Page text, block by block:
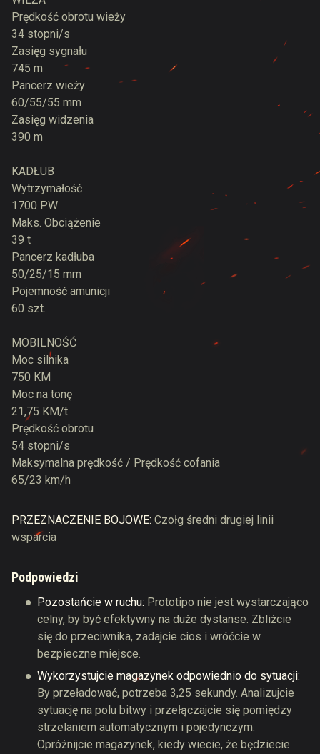
Prędkość obrotu wieży
34 stopni/s
Zasięg sygnału
745 m
Pancerz wieży
60/55/55 mm
Zasięg widzenia
390 m
KADŁUB
Wytrzymałość
1700 PW
Maks. Obciążenie
39 t
Pancerz kadłuba
50/25/15 mm
Pojemność amunicji
60 szt.
MOBILNOŚĆ
Moc silnika
750 KM
Moc na tonę
21,75 KM/t
Prędkość obrotu
54 stopni/s
Maksymalna prędkość / Prędkość cofania
65/23 km/h
PRZEZNACZENIE BOJOWE: Czołg średni drugiej linii
wsparcia
Podpowiedzi
Pozostańcie w ruchu: Prototipo nie jest wystarczająco
celny, by być efektywny na duże dystanse. Zbliżcie
się do przeciwnika, zadajcie cios i wróćcie w
bezpieczne miejsce.
Wykorzystujcie magazynek odpowiednio do sytuacji:
By przeładować, potrzeba 3,25 sekundy. Analizujcie
sytuację na polu bitwy i przełączajcie się pomiędzy
strzelaniem automatycznym i pojedynczym.
Opróżnijcie magazynek, kiedy wiecie, że będziecie